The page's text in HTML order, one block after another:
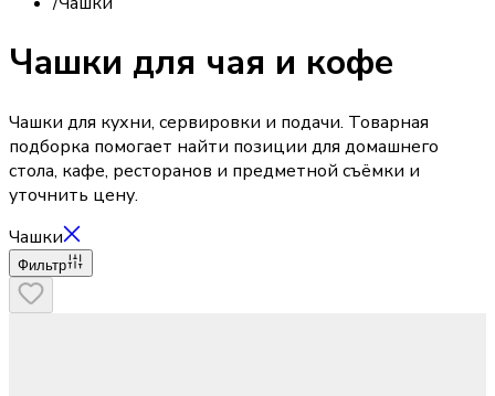
Чашки для чая и кофе
Чашки для кухни, сервировки и подачи. Товарная
подборка помогает найти позиции для домашнего
стола, кафе, ресторанов и предметной съёмки и
уточнить цену.
Чашки
Фильтр